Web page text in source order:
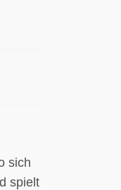
sich
spielt